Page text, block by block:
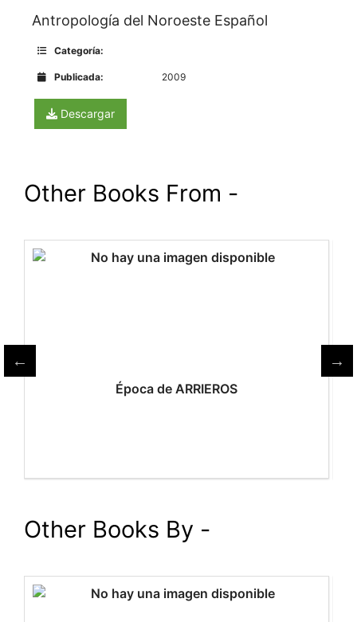
Antropología del Noroeste Español
Categoría:
Publicada: 2009
Descargar
Other Books From -
Época de ARRIEROS
Other Books By -